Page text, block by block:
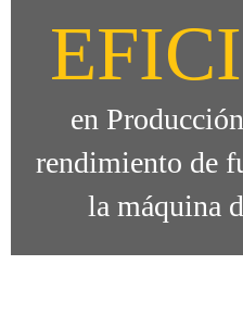
en
rendimiento de
la máquina